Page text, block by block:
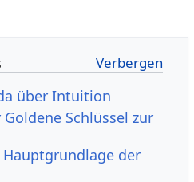
über Intuition
Schlüssel zur
der